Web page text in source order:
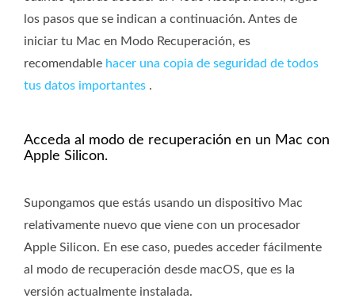
los pasos que se indican a continuación. Antes de
iniciar tu Mac en Modo Recuperación, es
recomendable hacer una copia de seguridad de todos
tus datos importantes .
Acceda al modo de recuperación en un Mac con
Apple Silicon.
Supongamos que estás usando un dispositivo Mac
relativamente nuevo que viene con un procesador
Apple Silicon. En ese caso, puedes acceder fácilmente
al modo de recuperación desde macOS, que es la
versión actualmente instalada.